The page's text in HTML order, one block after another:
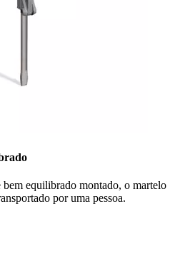
bem equilibrado montado, o martelo
por uma pessoa.